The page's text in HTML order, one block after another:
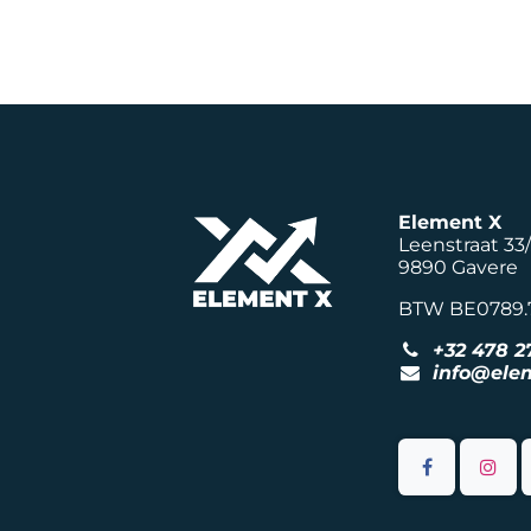
Element X
Leenstraat
9890 Gavere
BTW
+32 478